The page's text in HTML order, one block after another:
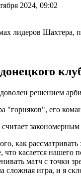
2024, 09:02
решением
"горняков", его
как
что касается
матч с точки
сложная игра, и я